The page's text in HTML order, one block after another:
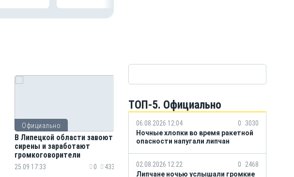
Официально
В Липецкой области завоют
сирены и заработают
громкоговорители
25.09 17:33 0 433
ТОП-5. Официально
06.08.2026 12:04 0
3030
Ночные хлопки во время ракетной
опасности напугали липчан
02.08.2026 12:22 0
2468
Липчане ночью услышали громкие